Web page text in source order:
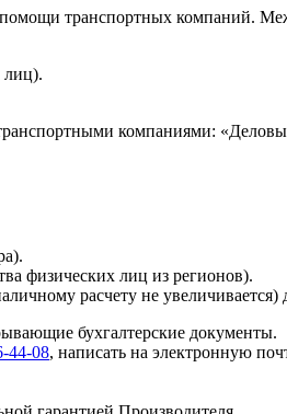
транспортных компаний.
лиц).
компаниями:
физических лиц из регионов).
расчету не
бухгалтерские документы.
44-08, написать на электронную